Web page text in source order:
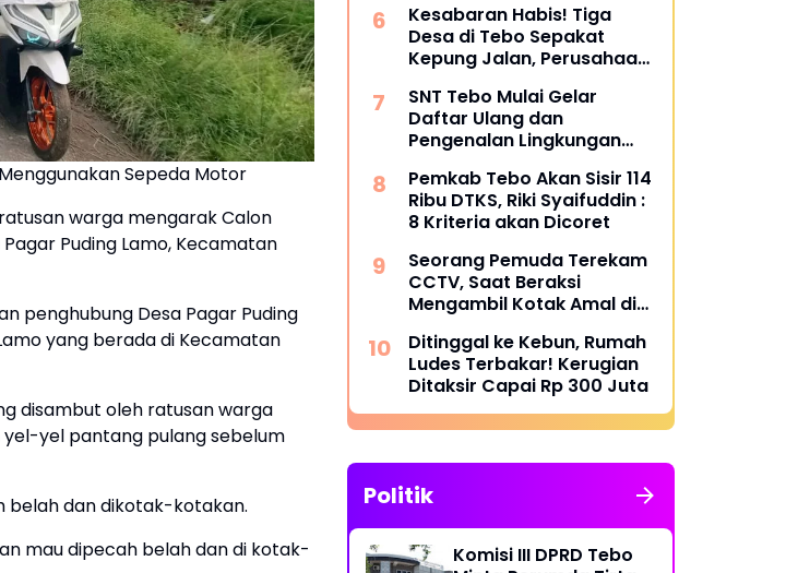
Sepeda Motor
warga mengarak Calon
Puding Lamo, Kecamatan
penghubung Desa Pagar Puding
yang berada di Kecamatan
disambut oleh ratusan warga
yel-yel pantang pulang sebelum
belah dan dikotak-kotakan.
mau dipecah belah dan di kotak-
Kesabaran Habis! Tiga
Desa di Tebo Sepakat
Kepung Jalan, Perusahaan
Jawab
SNT Tebo Mulai Gelar
Daftar Ulang dan
Pengenalan Lingkungan
Siswa Hadir Bersama
Orang Tua
Pemkab Tebo Akan Sisir 114
Ribu DTKS, Riki Syaifuddin :
8 Kriteria akan Dicoret
Seorang Pemuda Terekam
CCTV, Saat Beraksi
Mengambil Kotak Amal di
Ditinggal ke Kebun, Rumah
Ludes Terbakar! Kerugian
Ditaksir Capai Rp 300 Juta
Politik
Komisi III DPRD Tebo